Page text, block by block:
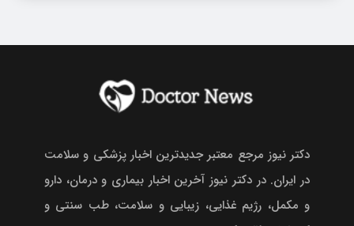
دکتر نیوز مرجع معتبر جدیدترین اخبار پزشکی و سلامت
در ایران. در دکتر نیوز آخرین اخبار بیماری و درمان، دارو
و مکمل، رژیم غذایی، زیبایی و سلامت، طب سنتی و